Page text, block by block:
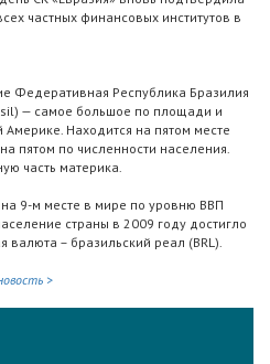
частных финансовых институтов в
Федеративная Республика Бразилия
— самое большое по площади и
Находится на пятом месте
пятом по численности населения.
часть материка.
9-м месте в мире по уровню ВВП
страны в 2009 году достигло
валюта – бразильский реал (BRL).
>